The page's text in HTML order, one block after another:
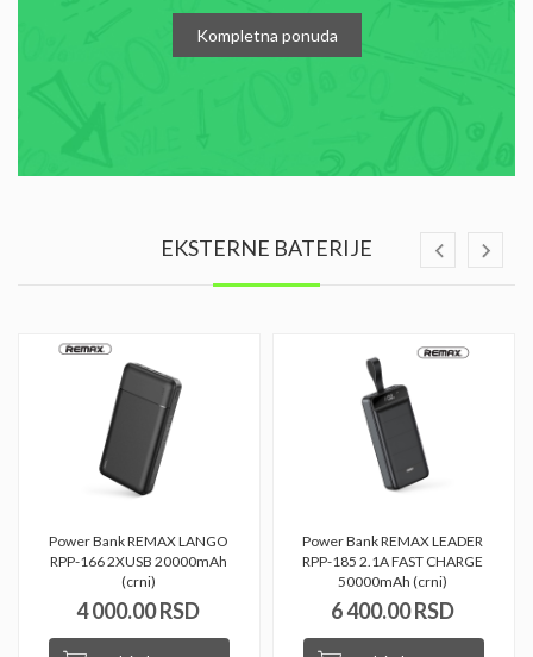
Kompletna ponuda
EKSTERNE BATERIJE
Power Bank REMAX LANGO
RPP-166 2XUSB 20000mAh
(crni)
4 000.00 RSD
Power Bank REMAX LEADER
RPP-185 2.1A FAST CHARGE
50000mAh (crni)
6 400.00 RSD